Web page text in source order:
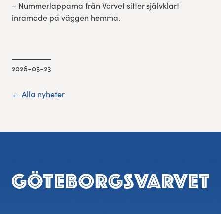
– Nummerlapparna från Varvet sitter självklart
inramade på väggen hemma.
2026-05-23
← Alla nyheter
Sidfot